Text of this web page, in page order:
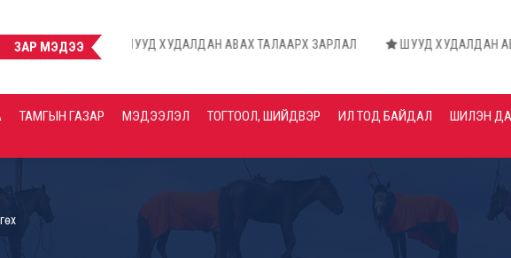
ЗАР МЭДЭЭШУУД ХУДАЛДАН АВАХ ТАЛААРХ ЗАРЛАЛ ШУУД ХУДАЛДАН АВАХ
ТАМГЫН ГАЗАР МЭДЭЭЛЭЛ ТОГТООЛ, ШИЙДВЭР ИЛ ТОД БАЙДАЛ
ШИЛЭН